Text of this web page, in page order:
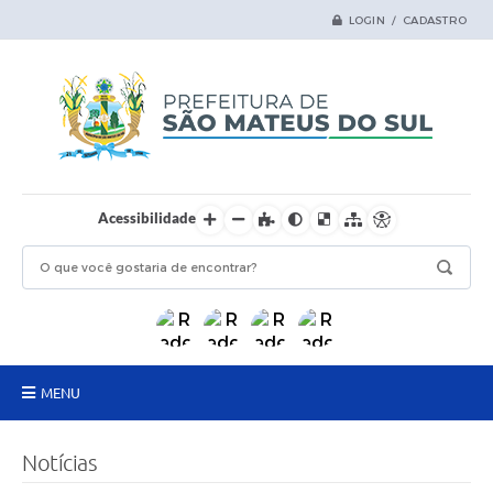
LOGIN / CADASTRO
Acessibilidade
MENU
Notícias